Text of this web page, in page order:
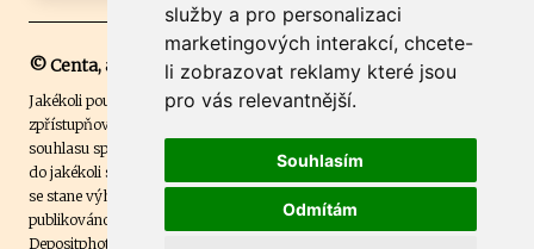
služby a pro personalizaci
marketingových interakcí, chcete-
li zobrazovat reklamy které jsou
pro vás relevantnější.
Souhlasím
Odmítám
© Centa, a.s.
Jakékoli použití obsahu včetně převzetí, šíření či dalšího užití a
zpřístupňování textových či obrazových materiálů bez písemného
souhlasu společnosti Centa,a.s. je zakázáno. Čtenář svým přihlášením
do jakékoli soutěže na našem webu dává souhlas s tím, že v případě, že
se stane výhercem této soutěže, může být jeho jméno na webu
publikováno. Centa, a.s. využívala licenci ČTK a využívá fotografie z
Depositphotos